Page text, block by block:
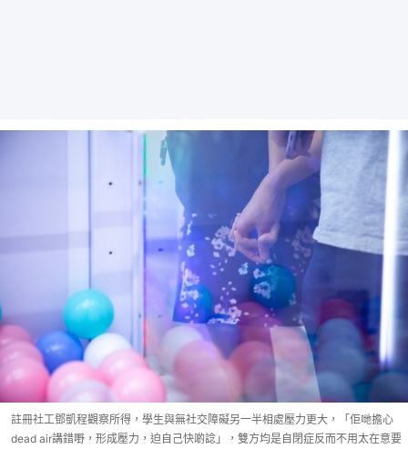
註冊社工鄧凱程觀察所得，學生與無社交障礙另一半相處壓力更大，「佢哋擔心
dead air講錯嘢，形成壓力，迫自己快啲諗」，雙方均是自閉症反而不用太在意要